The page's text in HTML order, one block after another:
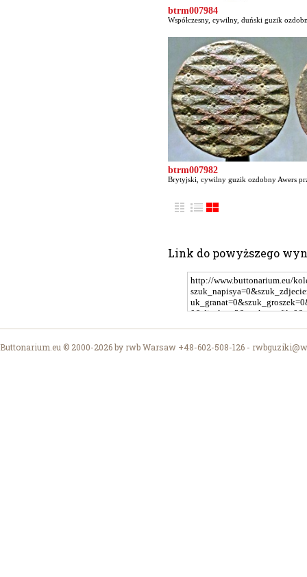
btrm007984
Współczesny, cywilny, duński guzik
btrm007982
Brytyjski, cywilny guzik ozdobny Awers
Link do powyższego
Buttonarium.eu © 2000-2026 by rwb Warsaw +48-602-508-126 -